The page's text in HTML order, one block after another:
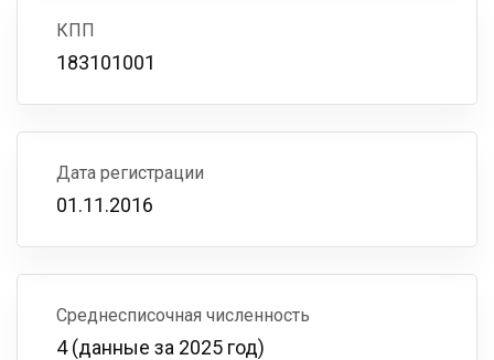
КПП
183101001
Дата регистрации
01.11.2016
Среднесписочная численность
4 (данные за 2025 год)